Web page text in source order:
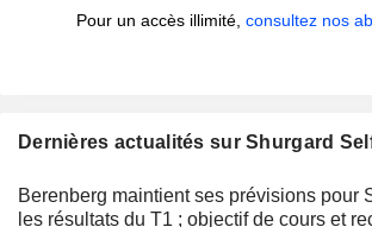
Pour un accès illimité, consultez nos
Dernières actualités sur Shurgard
Berenberg maintient ses prévisions pour
les résultats du T1 ; objectif de cours et